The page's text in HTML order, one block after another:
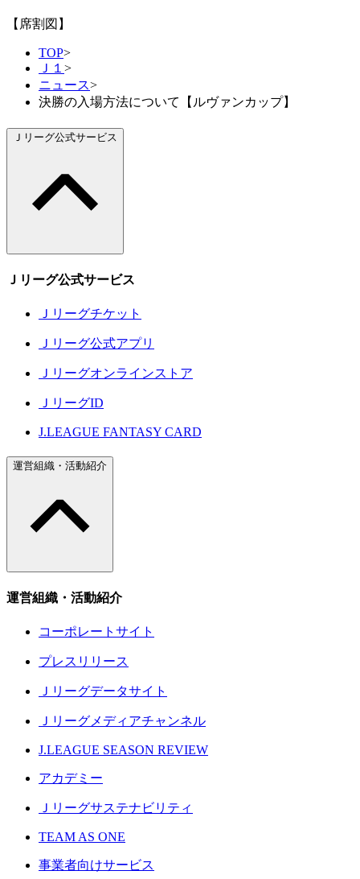
【席割図】
TOP>
Ｊ１ >
ニュース>
決勝の入場方法について【ルヴァンカップ】
Ｊリーグ公式サービス
Ｊリーグ公式サービス
Ｊリーグチケット
Ｊリーグ公式アプリ
Ｊリーグオンラインストア
ＪリーグID
J.LEAGUE FANTASY CARD
運営組織・活動紹介
運営組織・活動紹介
コーポレートサイト
プレスリリース
Ｊリーグデータサイト
Ｊリーグメディアチャンネル
J.LEAGUE SEASON REVIEW
アカデミー
Ｊリーグサステナビリティ
TEAM AS ONE
事業者向けサービス